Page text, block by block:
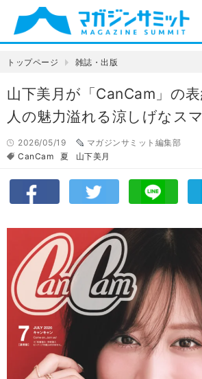
トップページ 雑誌・出版
山下美月が「CanCam」の
人の魅力溢れる涼しげなス
2026/05/19
マガジンサミット編集部
CanCam
夏 山下美月